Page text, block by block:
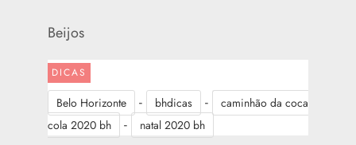
Beijos
DICAS
Belo Horizonte - bhdicas -
caminhão da coca
cola 2020 bh
- natal 2020 bh